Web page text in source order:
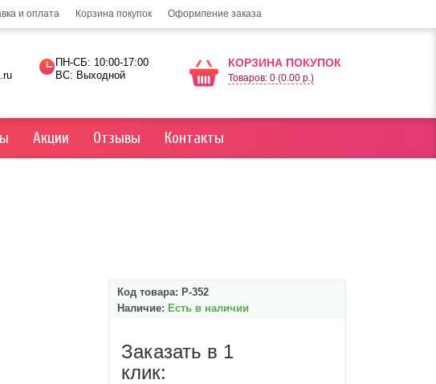
и оплата Корзина покупок Оформление заказа
ПН-СБ: 10:00-17:00
ВС: Выходной
КОРЗИНА ПОКУПОК
Товаров: 0 (0.00 р.)
Акции Отзывы Контакты
Код товара: P-352
Наличие: Есть в наличии
Заказать в 1
клик: